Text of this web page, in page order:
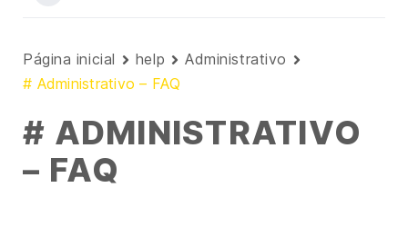
Página inicial help
Administrativo
# Administrativo – FAQ
# ADMINISTRATIVO
– FAQ